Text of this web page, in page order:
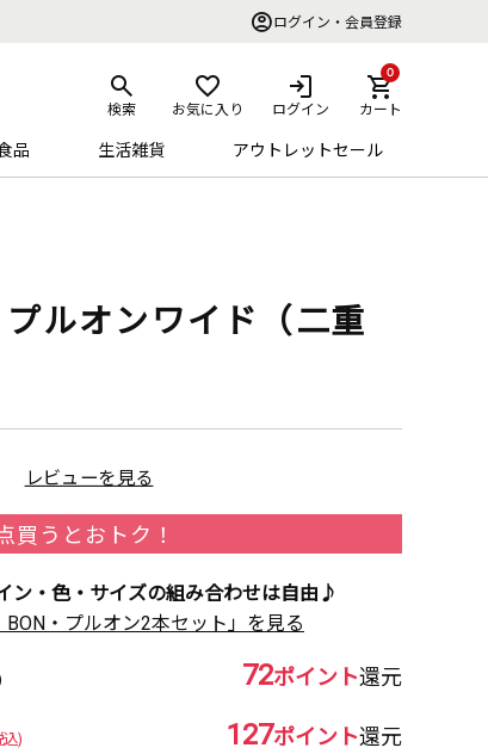
ログイン・会員登録
検索 お気に入り ログイン
0
カート
品 生活雑貨 アウトレットセール
ルオンワイド（二重
レビューを見る
買うとおトク！
・色・サイズの組み合わせは自由♪
・プルオン2本セット」を見る
72ポイント還元
) 127ポイント還元